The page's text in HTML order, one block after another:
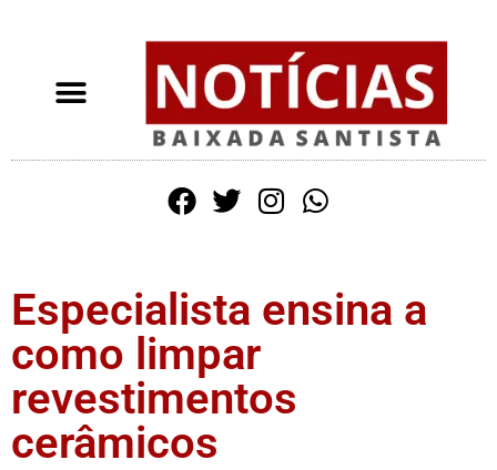
Especialista ensina a
como limpar
revestimentos
cerâmicos